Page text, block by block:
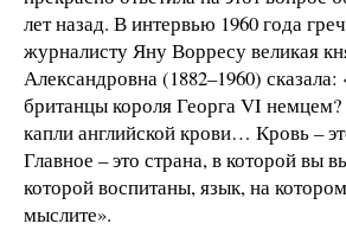
лет назад. В интервью 1960 года
журналисту Яну Ворресу великая
Александровна (1882–1960)
британцы короля Георга VI
капли английской крови… Кровь –
Главное – это страна, в которой вы
которой воспитаны, язык, на
мыслите».